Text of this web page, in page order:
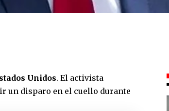
Unidos. El activista
un disparo en el cuello durante